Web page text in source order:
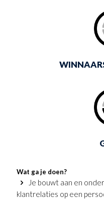
Wat ga je doen?
Je bouwt aan en
klantrelaties op een